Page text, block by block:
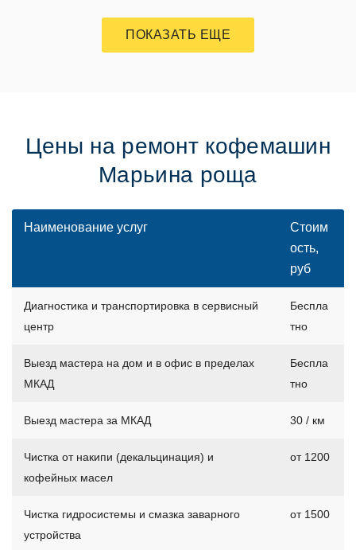
ПОКАЗАТЬ ЕЩЕ
Цены на ремонт кофемашин
Марьина роща
Наименование услуг
Стоим
ость,
руб
Диагностика и транспортировка в сервисный
центр
Беспла
тно
Выезд мастера на дом и в офис в пределах
МКАД
Беспла
тно
Выезд мастера за МКАД 30 / км
Чистка от накипи (декальцинация) и
кофейных масел
от 1200
Чистка гидросистемы и смазка заварного
устройства
от 1500